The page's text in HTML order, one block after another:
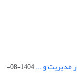
مدیریت و ...
1404-08-